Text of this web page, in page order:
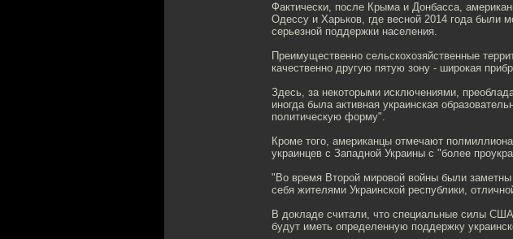
Фактически, после Крыма и Донбасса,
Одессу и Харьков, где весной 2014 года были
серьезной поддержки населения.
Преимущественно сельскохозяйственные
качественно другую пятую зону - широкая
Здесь, за некоторыми исключениями,
иногда была активная украинская
политическую форму".
Кроме того, американцы отмечают
украинцев с Западной Украины с "более
"Во время Второй мировой войны были заметны
себя жителями Украинской республики,
В докладе считали, что специальные силы США
будут иметь определенную поддержку